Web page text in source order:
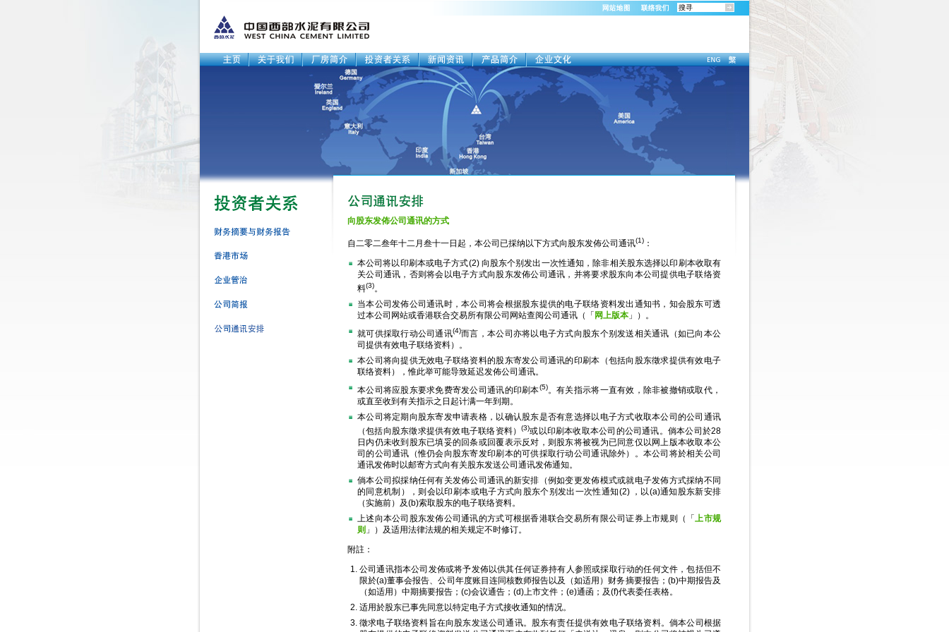
向股东发佈公司通讯的方式
自二零二叁年十二月叁十一日起，本公司已採纳以下方式向股东发佈公司通讯(1) ：
本公司将以印刷本或电子方式(2) 向股东个别发出一次性通知，除非相关股东选择以印刷本收取有
关公司通讯，否则将会以电子方式向股东发佈公司通讯，并将要求股东向本公司提供电子联络资
料(3)。
当本公司发佈公司通讯时，本公司将会根据股东提供的电子联络资料发出通知书，知会股东可透
过本公司网站或香港联合交易所有限公司网站查阅公司通讯（「 网上版本 」）。
就可供採取行动公司通讯(4)而言，本公司亦将以电子方式向股东个别发送相关通讯（如已向本公
司提供有效电子联络资料）。
本公司将向提供无效电子联络资料的股东寄发公司通讯的印刷本（包括向股东徵求提供有效电子
联络资料），惟此举可能导致延迟发佈公司通讯。
本公司将应股东要求免费寄发公司通讯的印刷本(5)。有关指示将一直有效，除非被撤销或取代，
或直至收到有关指示之日起计满一年到期。
本公司将定期向股东寄发申请表格，以确认股东是否有意选择以电子方式收取本公司的公司通讯
（包括向股东徵求提供有效电子联络资料）(3)或以印刷本收取本公司的公司通讯。倘本公司於28
日内仍未收到股东已填妥的回条或回覆表示反对，则股东将被视为已同意仅以网上版本收取本公
司的公司通讯（惟仍会向股东寄发印刷本的可供採取行动公司通讯除外）。本公司将於相关公司
通讯发佈时以邮寄方式向有关股东发送公司通讯发佈通知。
倘本公司拟採纳任何有关发佈公司通讯的新安排（例如变更发佈模式或就电子发佈方式採纳不同
的同意机制），则会以印刷本或电子方式向股东个别发出一次性通知(2) ，以(a)通知股东新安排
（实施前）及(b)索取股东的电子联络资料。
上述向本公司股东发佈公司通讯的方式可根据香港联合交易所有限公司证券上市规则（「上市规
则 」）及适用法律法规的相关规定不时修订。
附註：
公司通讯指本公司发佈或将予发佈以供其任何证券持有人参照或採取行动的任何文件，包括但不
限於(a)董事会报告、公司年度账目连同核数师报告以及（如适用）财务摘要报告；(b)中期报告及
（如适用）中期摘要报告；(c)会议通告；(d)上市文件；(e)通函；及(f)代表委任表格。
适用於股东已事先同意以特定电子方式接收通知的情况。
徵求电子联络资料旨在向股东发送公司通讯。股东有责任提供有效电子联络资料。倘本公司根据